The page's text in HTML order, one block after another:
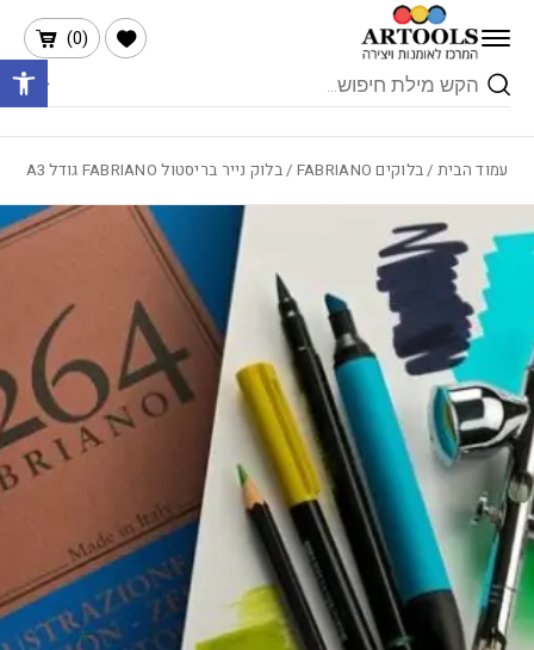
Skip to Content
Products
search
(
0
)
הרשימה שלי
עמוד הבית /בלוקים FABRIANO / בלוק נייר בריסטול FABRIANO גודל A3
בחזרה למעלה